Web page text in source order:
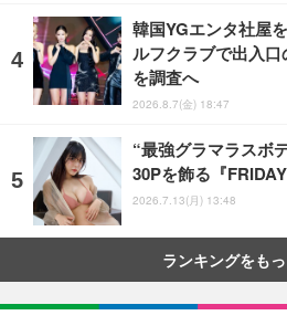
韓国YGエンタ社屋
ルフクラブで出入
を調査へ
2026.8.7(金) 18:47
“最強グラマラスボ
30Pを飾る『
2026.7.13(月) 13:48
ランキングをも